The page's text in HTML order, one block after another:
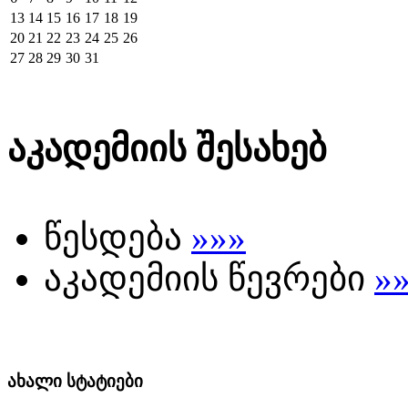
13 14 15 16 17 18 19
20 21 22 23 24 25 26
27 28 29 30 31
აკადემიის შესახებ
წესდება »»»
აკადემიის წევრები
ახალი სტატიები